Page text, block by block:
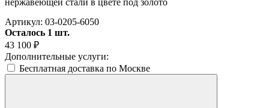
Артикул: 03-0205-6050
Осталось 1 шт.
43 100 ₽
Дополнительные услуги:
Бесплатная доставка по Москве